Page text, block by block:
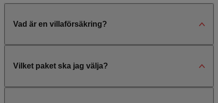
Vad är en villaförsäkring?
Vilket paket ska jag välja?